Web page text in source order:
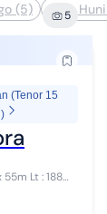
(5) Siap
5
(Tenor 15